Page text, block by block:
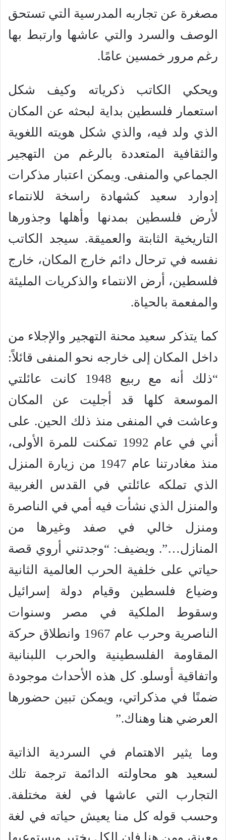
مصغرة عن تجاربه المدرسية التي تستحق
الوصف والسرد والتي عاشها وارتبط بها
رغم مرور خمسين عامًا.
ويحكي الكاتب ذكرياته وكيف شكل
استعمار فلسطين بداية لبحثه عن المكان
الذي ولد فيه، والذي شكل هويته اللغوية
والثقافية المتعددة بالرغم من التهجير
الجماعي والمنفى. ويمكن اعتبار مذكرات
إدوارد سعيد كشهادة راسخة للانتماء
لأرض فلسطين بمدنها وأهلها وجذورها
التاريخية الثابتة والعميقة. سيجد الكاتب
نفسه في ترحال دائم خارج المكان، خارج
فلسطين، أرض الانتماء والذكريات المليئة
والمفعمة بالحياة.
كما يتذكر سعيد محنة التهجير والإجلاء من
داخل المكان إلى خارجه نحو المنفى قائلاً:
“ذلك أنه مع ربيع 1948 كانت عائلتي
الموسعة كلها قد أجليت عن المكان
وعاشت في المنفى منذ ذلك الحين. على
أني في عام 1992 تمكنت للمرة الأولى،
منذ مغادرتنا عام 1947 من زيارة المنزل
الذي تملكه عائلتي في القدس الغربية
والمنزل الذي نشأت فيه أمي في الناصرة
ومنزل خالي في صفد وغيرها من
المنازل…”. ويضيف: “وجدتني أروي قصة
حياتي على خلفية الحرب العالمية الثانية
وضياع فلسطين وقيام دولة إسرائيل
وسقوط الملكية في مصر وسنوات
الناصرية وحرب عام 1967 وانطلاق حركة
المقاومة الفلسطينية والحرب اللبنانية
واتفاقية أوسلو. كل هذه الأحداث موجودة
ضمنًا في مذكراتي، ويمكن تبين حضورها
العرضي هنا وهناك.”
وما يثير الاهتمام في السردية الذاتية
لسعيد هو محاولته الدائمة ترجمة تلك
التجارب التي عاشها في لغة مختلفة.
وحسب قوله كل منا يعيش حياته في لغة